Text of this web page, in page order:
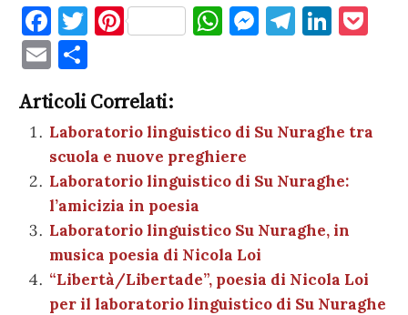
F
a
c
e
b
o
o
k
T
te
r
Pi
es
t
W
A
p
p
M
g
er
T
a
Li
dI et
E
m
ai
l
n
di
vi
di
Articoli Correlati:
Laboratorio linguistico di Su Nuraghe tra
scuola e nuove preghiere
Laboratorio linguistico di Su Nuraghe:
l’amicizia in poesia
Laboratorio linguistico Su Nuraghe, in
musica poesia di Nicola Loi
“Libertà/Libertade”, poesia di Nicola Loi
per il laboratorio linguistico di Su Nuraghe